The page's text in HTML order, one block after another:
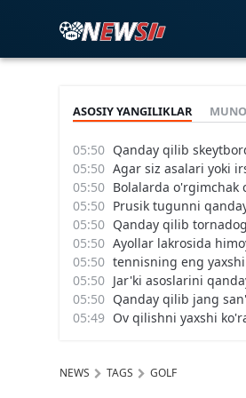
ASOSIY YANGILIKLAR
Qanday qilib
Agar siz asalari yoki
Bolalarda o'rgimchak
Prusik tugunni
Qanday qilib
Ayollar lakrosida
tennisning eng
Jar'ki asoslarini
Qanday qilib jang
Ov qilishni yaxshi
NEWS TAGS GOLF